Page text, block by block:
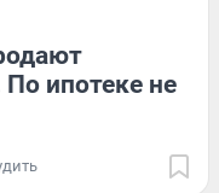
ипотеке не